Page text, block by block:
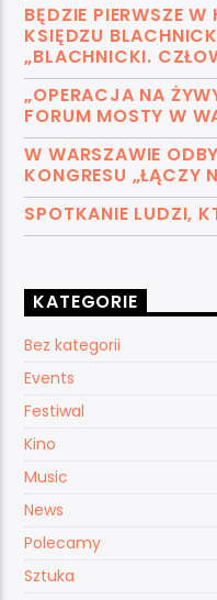
BĘDZIE PIERWSZE
KSIĘDZU
„BLACHNICKI.
„OPERACJA NA
FORUM MOSTY W
W WARSZAWIE
KONGRESU „ŁĄCZY
SPOTKANIE LUDZI,
KATEGORIE
Bez kategorii
Events
Festiwal
Kino
Music
News
Polecamy
Sztuka